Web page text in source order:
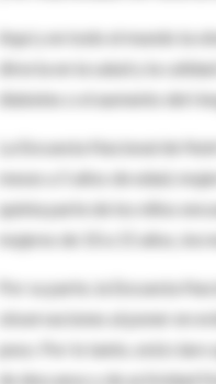
Aquí y en todo el mundo la
directa en la salud y la
diabetes o el aumento del
La Encuesta Nacional de
meses a 5 años de edad,
quinta parte de los niños
mujeres de 10 a 15 años,
Por su parte, la Encuesta
observaciones al poner en
peso. Por lo tanto, está
de descanso y de actividad